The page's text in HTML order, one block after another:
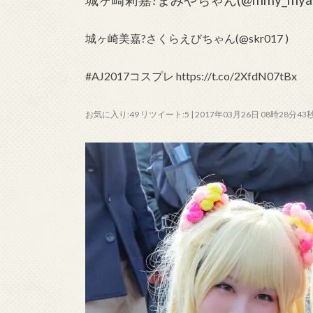
城ヶ崎美嘉?さくらえびちゃん(@skr017 )
#AJ2017コスプレ https://t.co/2XfdN07tBx
お気に入り:49 リツイート:5 | 2017年03月26日 08時28分43